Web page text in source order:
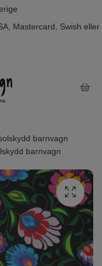
Mastercard, Swish eller
barnvagn
barnvagn